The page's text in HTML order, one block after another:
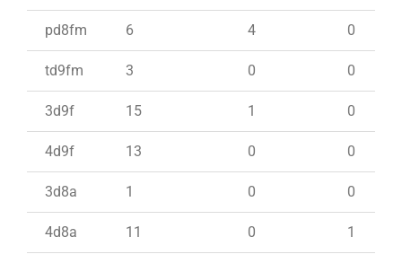
pd8fm 6 4 0
td9fm 3 0 0
3d9f 15 1 0
4d9f 13 0 0
3d8a 1 0 0
4d8a 11 0 1